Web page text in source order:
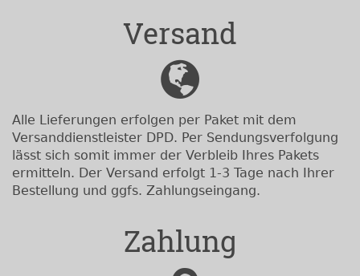
Versand
Alle Lieferungen erfolgen per Paket mit dem
Versanddienstleister DPD. Per Sendungsverfolgung
lässt sich somit immer der Verbleib Ihres Pakets
ermitteln. Der Versand erfolgt 1-3 Tage nach Ihrer
Bestellung und ggfs. Zahlungseingang.
Zahlung